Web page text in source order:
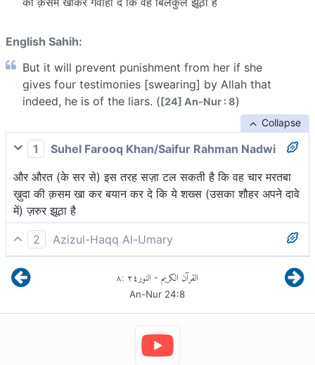
English Sahih:
But it will prevent punishment from her if she
gives four testimonies [swearing] by Allah that
indeed, he is of the liars. ([24] An-Nur : 8)
Collapse
1
Suhel Farooq Khan/Saifur Rahman Nadwi
और औरत (के सर से) इस तरह सज़ा टल सकती है कि वह चार मरतबा
ख़ुदा की क़सम खा कर बयान कर दे कि ये शख्स (उसका शौहर अपने दावे
में) ज़रुर झूठा है
2
Azizul-Haqq Al-Umary
और स्त्री से दण्ड[1] इस प्रकार दूर होगा कि वह चार बार साक्ष्य दे,
अल्लाह की शपथ लेकर कि निःसंदेह, वह (पति) मिथ्यावादियों में से है।
القرآن الكريم - النور٢٤:٨
An-Nur 24:8